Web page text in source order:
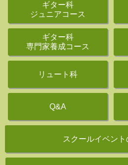
ギター科
ジュニアコース
ギター科
専門家養成コース
リュート科
Q&A
スクールイベント